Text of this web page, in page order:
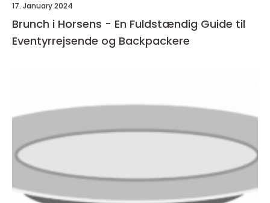
17. January 2024
Brunch i Horsens - En Fuldstændig Guide til
Eventyrrejsende og Backpackere